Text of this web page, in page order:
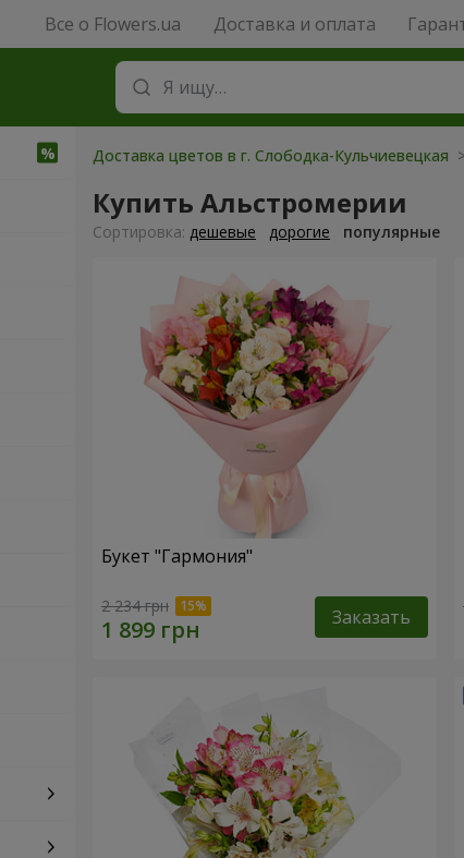
Все о Flowers.ua Доставка и оплата
Доставка цветов в г. Слободка-Кульчиевецкая
Купить Альстромерии
Cортировка: дешевые дорогие популярные
Букет "Гармония"
2 234 грн Заказать